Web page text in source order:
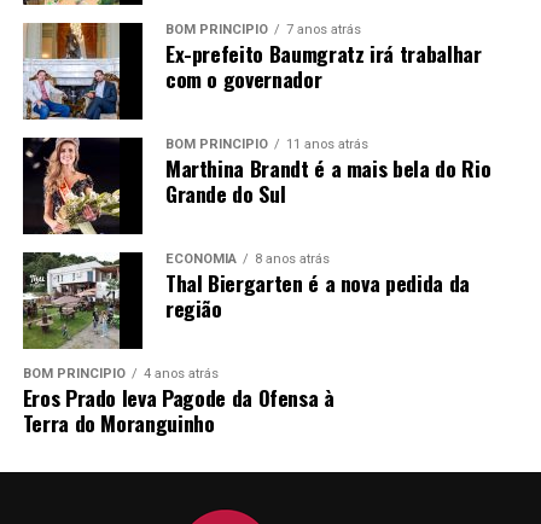
PRAZO E LOCAL DE INSCRIÇÃO:dias 29 e 30 de junho
e dias 01; 02 e 03 de julho de 2026, das 07h30min às
11h30min e das 13h às 16h, no Departamento de
Pessoal, junto a Prefeitura Municipal de Pareci Novo,
sito à Rua João Inácio Teixeira, nº 70 – Centro.
Excepcionalmente, no dia29/06/2026
serão realizadas somente no período da manhã,
compreendendo o horário das 07h30min às 11h30min.
Pareci Novo, RS, 25 de junho de 2026.
Prefeita Municipal
BOM PRINCÍPIO 7 anos atrás
Ex-prefeito Baumgratz irá trabalhar
com o governador
BOM PRINCÍPIO 11 anos atrás
Marthina Brandt é a mais bela do Rio
Grande do Sul
ECONOMIA 8 anos atrás
Thal Biergarten é a nova pedida da
região
BOM PRINCÍPIO 4 anos atrás
Eros Prado leva Pagode da Ofensa à
Terra do Moranguinho